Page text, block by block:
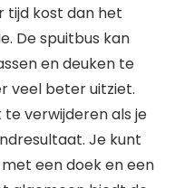
tijd kost dan het
De spuitbus kan
en deuken te
veel beter uitziet.
te verwijderen als je
Je kunt
een doek en een